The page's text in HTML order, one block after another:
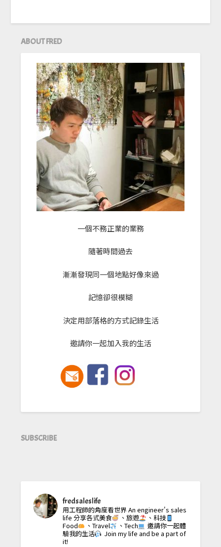
ABOUT FRED
一個不務正業的業務
隨著時間過去
漸漸發現同一個地點好像來過
記憶卻很模糊
決定用部落格的方式記錄生活
邀請你一起加入我的生活
SUBSCRIBE
fredsaleslife
用工程師的角度看世界 An engineer's sales
life 分享各式美食 、旅遊
、科技
Food
、Travel 、Tech
邀請你一起體
驗我的生活
Join my life and be a part of
it!